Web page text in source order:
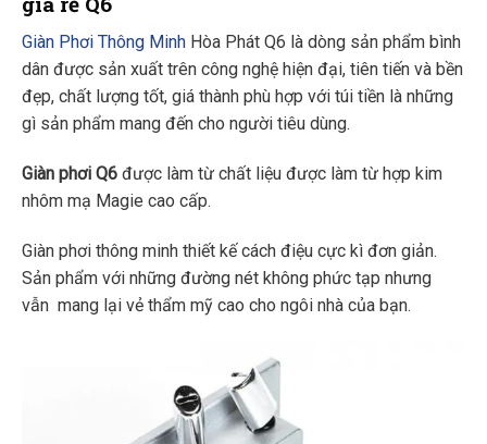
Giàn Phơi Thông Minh Hòa Phát Q6 là dòng sản phẩm bình
dân được sản xuất trên công nghệ hiện đại, tiên tiến và bền
đẹp, chất lượng tốt, giá thành phù hợp với túi tiền là những
gì sản phẩm mang đến cho người tiêu dùng.
Giàn phơi Q6 được làm từ chất liệu được làm từ hợp kim
nhôm mạ Magie cao cấp.
Giàn phơi thông minh thiết kế cách điệu cực kì đơn giản.
Sản phẩm với những đường nét không phức tạp nhưng
vẫn mang lại vẻ thẩm mỹ cao cho ngôi nhà của bạn.